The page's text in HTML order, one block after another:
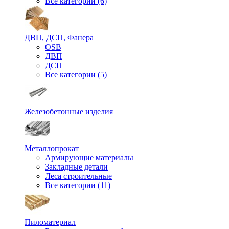
ДВП, ДСП, Фанера
OSB
ДВП
ДСП
Все категории (5)
Железобетонные изделия
Металлопрокат
Армирующие материалы
Закладные детали
Леса строительные
Все категории (11)
Пиломатериал